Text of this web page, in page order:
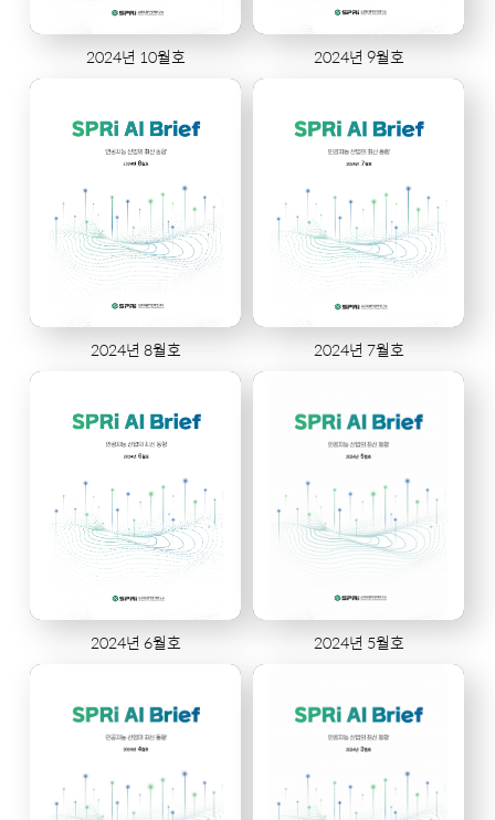
2024년 10월호 2024년 9월호
2024년 8월호 2024년 7월호
2024년 6월호 2024년 5월호